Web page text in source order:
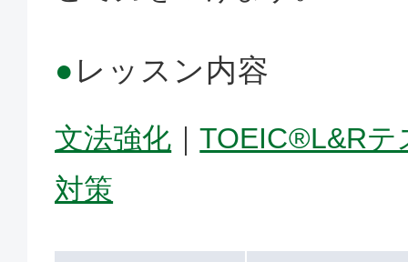
● レッスン内容
文法強化 ｜TOEIC®L&Rテ
対策